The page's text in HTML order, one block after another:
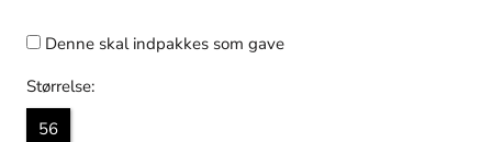
Denne skal indpakkes som gave
Størrelse:
56